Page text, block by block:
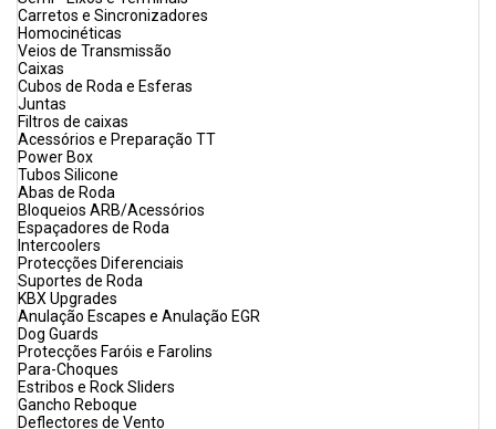
Carretos e Sincronizadores
Homocinéticas
Veios de Transmissão
Caixas
Cubos de Roda e Esferas
Juntas
Filtros de caixas
Acessórios e Preparação TT
Power Box
Tubos Silicone
Abas de Roda
Bloqueios ARB/Acessórios
Espaçadores de Roda
Intercoolers
Protecções Diferenciais
Suportes de Roda
KBX Upgrades
Anulação Escapes e Anulação EGR
Dog Guards
Protecções Faróis e Farolins
Para-Choques
Estribos e Rock Sliders
Gancho Reboque
Deflectores de Vento